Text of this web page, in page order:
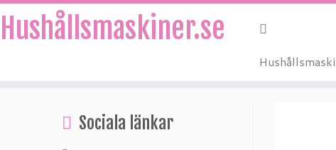
Hushållsmaskiner.se
Sociala länkar